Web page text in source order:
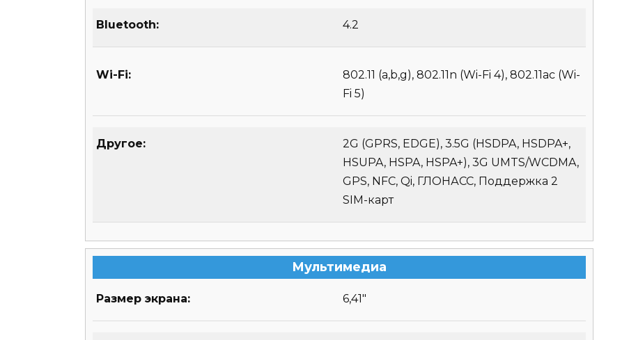
Bluetooth: 4.2
Wi-Fi:
802.11 (a,b,g), 802.11n (Wi-Fi 4), 802.11ac (Wi-
Fi 5)
Другое:
2G (GPRS, EDGE), 3.5G (HSDPA, HSDPA+,
HSUPA, HSPA, HSPA+), 3G UMTS/WCDMA,
GPS, NFC, Qi, ГЛОНАСС, Поддержка 2
SIM-карт
Мультимедиа
Размер экрана: 6,41″